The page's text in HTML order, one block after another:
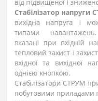
від підвищеної і
Стабілізатор напруги
вихідна напруга і
типами навантажень.
вказані при вхідній
тепловий захист і
вхідної та вихідної
однією кнопкою.
Стабілізатори СТРУМ
побутовими приладами